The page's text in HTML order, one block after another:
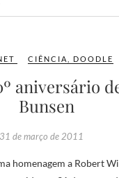
CIÊNCIA DOODLE
aniversário
Bunsen
31 de março de 2011
homenagem a Robert